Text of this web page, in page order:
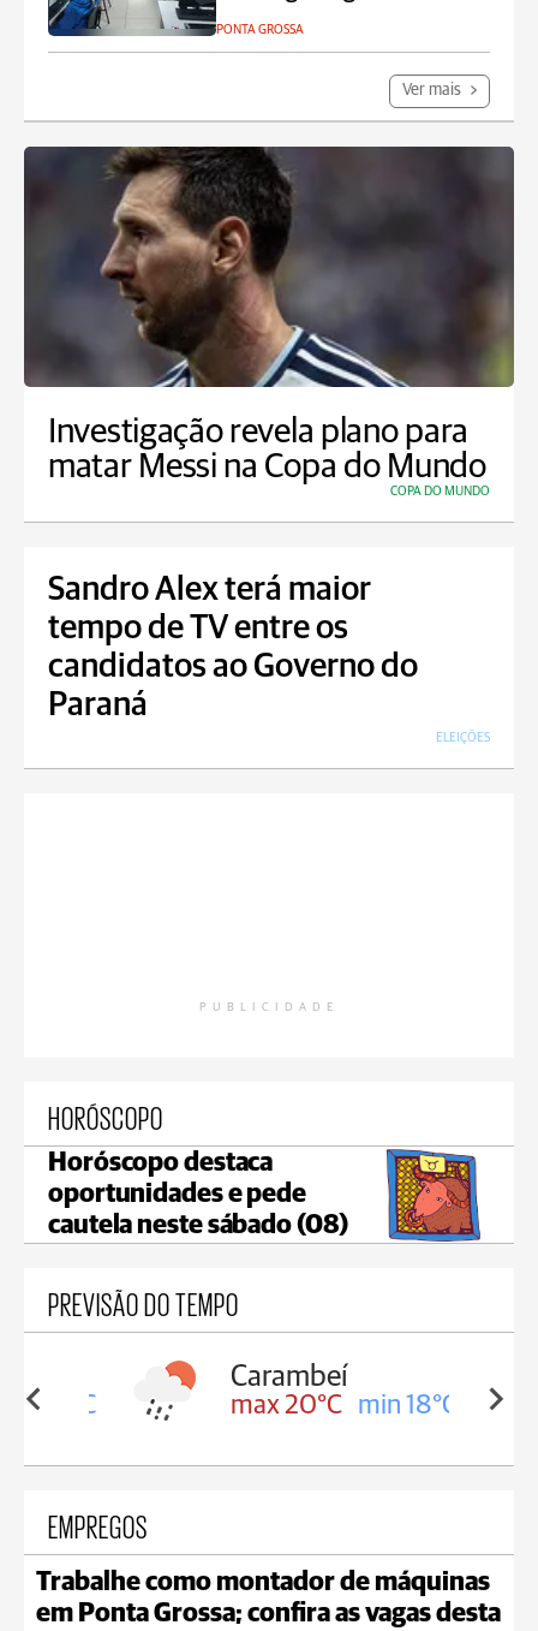
PONTA GROSSA
Ver mais
Investigação revela plano para
matar Messi na Copa do Mundo
COPA DO MUNDO
Sandro Alex terá maior
tempo de TV entre os
candidatos ao Governo do
Paraná
ELEIÇÕES
PUBLICIDADE
HORÓSCOPO
Horóscopo destaca
oportunidades e pede
cautela neste sábado (08)
PREVISÃO DO TEMPO
18°C
Carambeí
max 20°C min 18°C
EMPREGOS
Trabalhe como montador de máquinas
em Ponta Grossa; confira as vagas desta